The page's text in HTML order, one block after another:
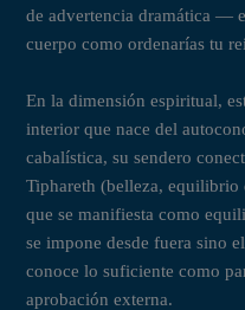
de advertencia dramática —
cuerpo como ordenarías tu
En la dimensión espiritual,
interior que nace del
cabalística, su sendero
Tiphareth (belleza,
que se manifiesta como
se impone desde fuera sino
conoce lo suficiente como
aprobación externa.